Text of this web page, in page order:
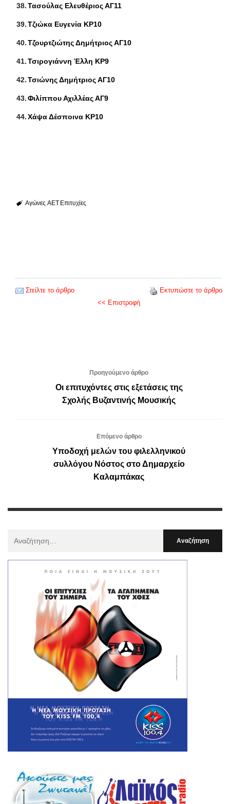
Τασούλας Ελευθέριος ΑΓ11
Τζιώκα Ευγενία ΚΡ10
Τζουρτζιώτης Δημήτριος ΑΓ10
Τσιρογιάννη Έλλη ΚΡ9
Τσιώνης Δημήτριος ΑΓ10
Φιλίππου Αχιλλέας ΑΓ9
Χάψα Δέσποινα ΚΡ10
Αγώνες ΑΕΤ Επιτυχίες
Στείλτε το άρθρο
Εκτυπώστε το άρθρο
<< Επιστροφή
Προηγούμενο άρθρο
Οι επιτυχόντες στις εξετάσεις της
Σχολής Βυζαντινής Μουσικής
Επόμενο άρθρο
Υποδοχή μελών του φιλελληνικού
συλλόγου Νόστος στο Δημαρχείο
Καλαμπάκας
: